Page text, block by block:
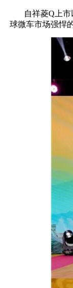
自祥菱Q上
球微车市场强悍